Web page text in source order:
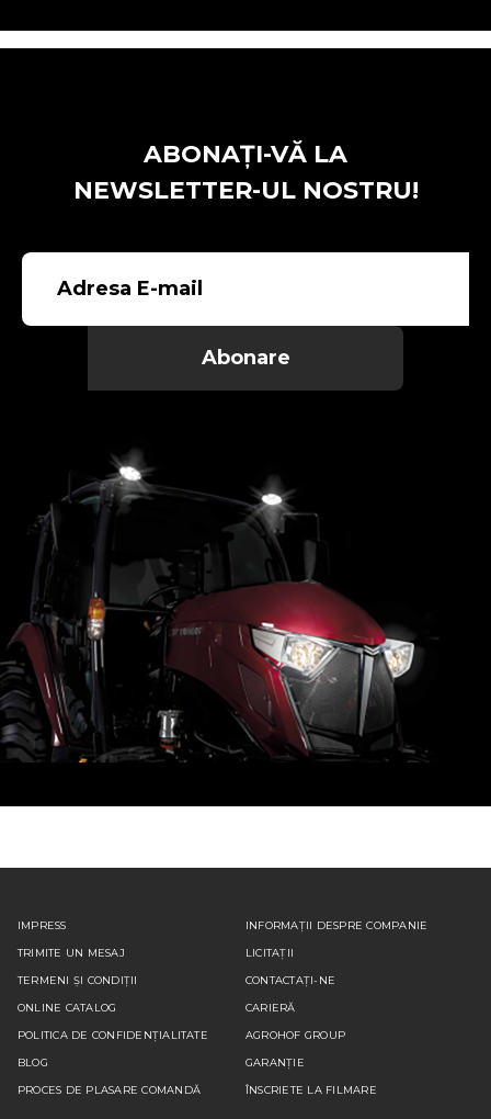
ABONAȚI-VĂ LA
NEWSLETTER-UL NOSTRU!
Abonare
IMPRESS INFORMAȚII DESPRE COMPANIE
TRIMITE UN MESAJ LICITAȚII
TERMENI ȘI CONDIȚII CONTACTAȚI-NE
ONLINE CATALOG CARIERĂ
POLITICA DE CONFIDENȚIALITATE AGROHOF GROUP
BLOG GARANȚIE
PROCES DE PLASARE COMANDĂ ÎNSCRIETE LA FILMARE